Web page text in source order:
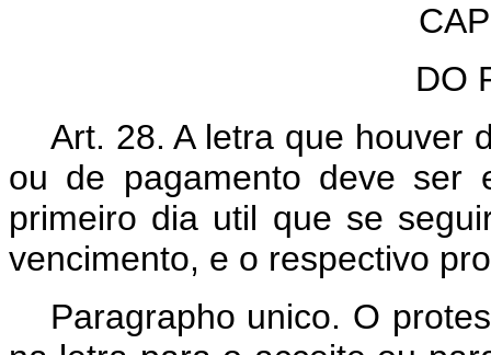
DO
Art. 28. A letra que houver
ou de pagamento deve ser
primeiro dia util que se
vencimento, e o respectivo
Paragrapho unico. O